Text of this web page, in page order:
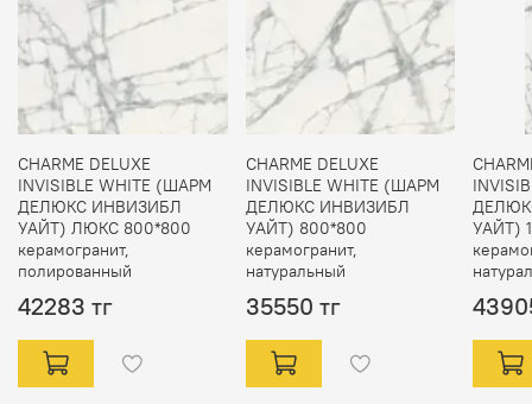
CHARME DELUXE
INVISIBLE WHITE (ШАРМ
ДЕЛЮКС ИНВИЗИБЛ
УАЙТ) ЛЮКС 800*800
керамогранит,
полированный
42283 тг
CHARME DELUXE
INVISIBLE WHITE (ШАРМ
ДЕЛЮКС ИНВИЗИБЛ
УАЙТ) 800*800
керамогранит,
натуральный
35550 тг
УАЙТ)